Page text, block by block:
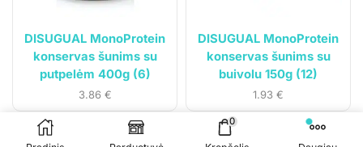
DISUGUAL MonoProtein
konservas šunims su
putpelėm 400g (6)
3.86 €
DISUGUAL MonoProtein
konservas šunims su
buivolu 150g (12)
1.93 €
© 2023Gyvūnų svajonė . Visos teisės saugomos.
Sprendimas: Čypas.lt
0